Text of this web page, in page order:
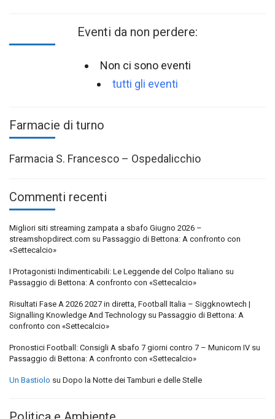
Eventi da non perdere:
Non ci sono eventi
tutti gli eventi
Farmacie di turno
Farmacia S. Francesco – Ospedalicchio
Commenti recenti
Migliori siti streaming zampata a sbafo Giugno 2026 –
streamshopdirect.com su Passaggio di Bettona: A confronto con
«Settecalcio»
I Protagonisti Indimenticabili: Le Leggende del Colpo Italiano su
Passaggio di Bettona: A confronto con «Settecalcio»
Risultati Fase A 2026 2027 in diretta, Football Italia – Siggknowtech |
Signalling Knowledge And Technology su Passaggio di Bettona: A
confronto con «Settecalcio»
Pronostici Football: Consigli A sbafo 7 giorni contro 7 – Municorn IV su
Passaggio di Bettona: A confronto con «Settecalcio»
Un Bastiolo su Dopo la Notte dei Tamburi e delle Stelle